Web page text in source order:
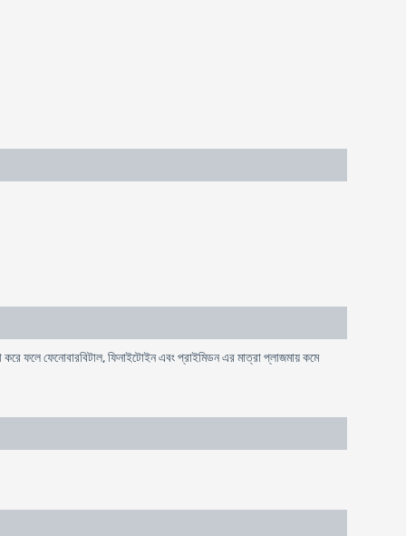
ফলে ফেনোবারবিটাল, ফিনাইটোইন এবং প্রাইমিডন এর মাত্রা প্লাজমায় কমে